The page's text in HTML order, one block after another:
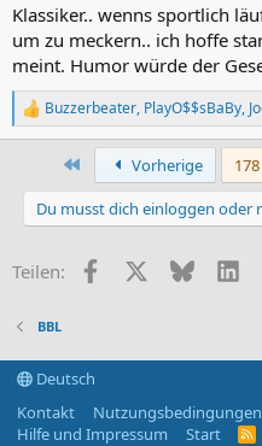
:
Klassiker.. wenns sportlich
um zu meckern.. ich hoffe
meint. Humor würde der
R
e
t
o
e
Buzzerbeater, PlayO$$sBaBy,
Erste Vorherige
Du musst dich einloggen oder
Teilen: FacebookX (Twitter)
Bluesky
BBL
Deutsch
Kontakt
Nutzungsbedingungen
Hilfe und Impressum
Start
R